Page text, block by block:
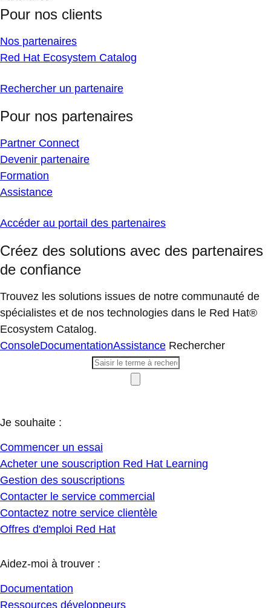
Pour nos clients
Nos partenaires
Red Hat Ecosystem Catalog
Rechercher un partenaire
Pour nos partenaires
Partner Connect
Devenir partenaire
Formation
Assistance
Accéder au portail des partenaires
Créez des solutions avec des partenaires
de confiance
Trouvez les solutions issues de notre communauté de
spécialistes et de nos technologies dans le Red Hat®
Ecosystem Catalog.
ConsoleDocumentationAssistance Rechercher
Je souhaite :
Commencer un essai
Acheter une souscription Red Hat Learning
Gestion des souscriptions
Contacter le service commercial
Contactez notre service clientèle
Offres d'emploi Red Hat
Aidez-moi à trouver :
Documentation
Ressources développeurs